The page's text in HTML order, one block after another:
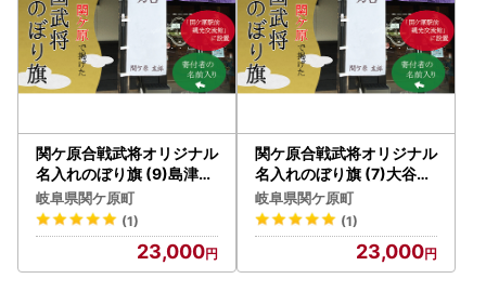
関ケ原合戦武将オリジナル
名入れのぼり旗 (9)島津義
弘
岐阜県関ケ原町
(1)
23,000
関ケ原合戦武将オリジナル
名入れのぼり旗 (7)大谷吉
継
岐阜県関ケ原町
(1)
23,000